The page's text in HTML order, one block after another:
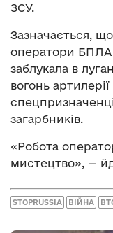
ЗСУ.
Зазначається,
оператори БПЛА
заблукала в
вогонь
загарбників.
«Робота
мистецтво», —
STOPRUSSIA ВІЙНА